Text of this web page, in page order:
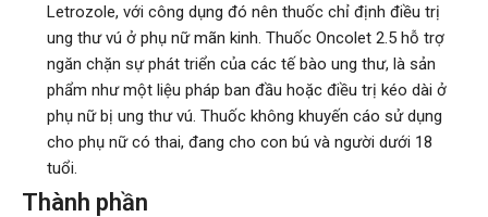
Letrozole, với công dụng đó nên thuốc chỉ định điều trị
ung thư vú ở phụ nữ mãn kinh. Thuốc Oncolet 2.5 hỗ trợ
ngăn chặn sự phát triển của các tế bào ung thư, là sản
phẩm như một liệu pháp ban đầu hoặc điều trị kéo dài ở
phụ nữ bị ung thư vú. Thuốc không khuyến cáo sử dụng
cho phụ nữ có thai, đang cho con bú và người dưới 18
tuổi.
Thành phần